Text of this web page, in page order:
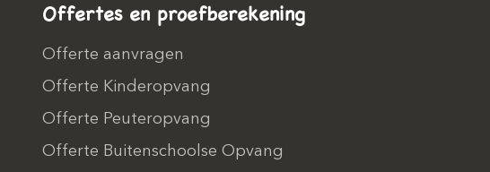
Offertes en proefberekening
Offerte aanvragen
Offerte Kinderopvang
Offerte Peuteropvang
Offerte Buitenschoolse Opvang